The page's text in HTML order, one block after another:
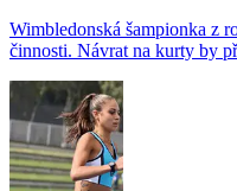
Wimbledonská šampionka z
činnosti. Návrat na kurty by